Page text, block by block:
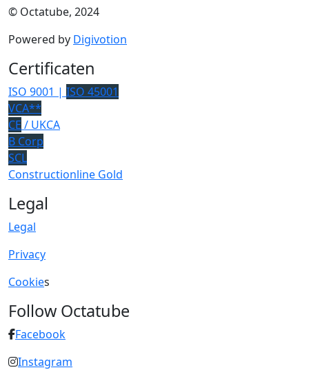
© Octatube, 2024
Powered by Digivotion
Certificaten
ISO 9001 | ISO 45001
VCA**
CE / UKCA
B Corp
SCL
Constructionline Gold
Legal
Legal
Privacy
Cookies
Follow Octatube
Facebook
Instagram